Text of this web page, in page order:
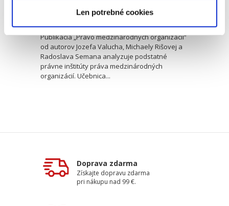
Len potrebné cookies
s DPH
Publikácia „Právo medzinárodných organizácií“
od autorov Jozefa Valucha, Michaely Rišovej a
Radoslava Semana analyzuje podstatné
právne inštitúty práva medzinárodných
organizácií. Učebnica...
Doprava zdarma
Získajte dopravu zdarma
pri nákupu nad 99 €.